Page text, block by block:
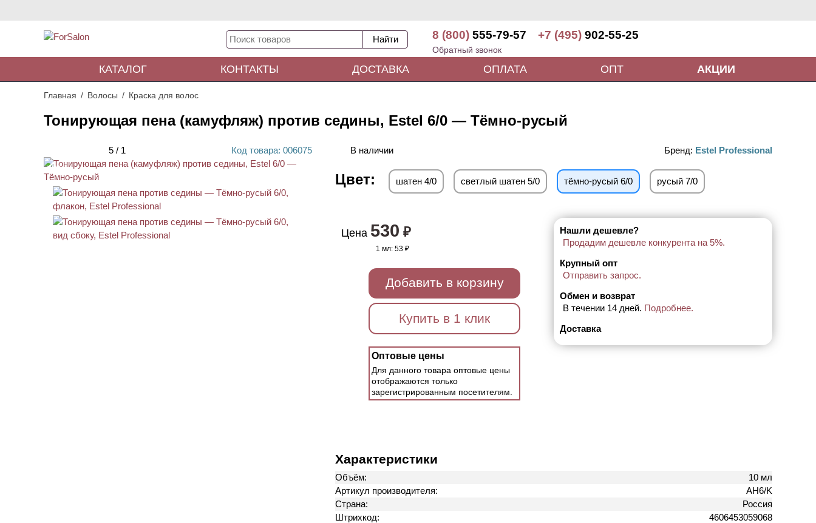
8 (800) 555-79-57 +7 (495) 902-55-25
Обратный звонок
КАТАЛОГ КОНТАКТЫ ДОСТАВКА ОПЛАТА ОПТ АКЦИИ
Главная Волосы Краска для волос
Тонирующая пена (камуфляж) против седины, Estel 6/0 — Тёмно-русый
5 / 1 Код товара: 006075
ХИТ
В наличии Бренд: Estel Professional
Цвет: шатен 4/0 светлый шатен 5/0 тёмно-русый 6/0 русый 7/0
Цена 530 ₽
1 мл: 53 ₽
Добавить в корзину
Купить в 1 клик
Оптовые цены
Для данного товара оптовые цены
отображаются только
зарегистрированным посетителям.
Нашли дешевле?
Продадим дешевле конкурента на 5%.
Крупный опт
Отправить запрос.
Обмен и возврат
В течении 14 дней. Подробнее.
Доставка
Характеристики
Объём:
10 мл
Артикул производителя:
AH6/K
Страна:
Россия
Штрихкод:
4606453059068